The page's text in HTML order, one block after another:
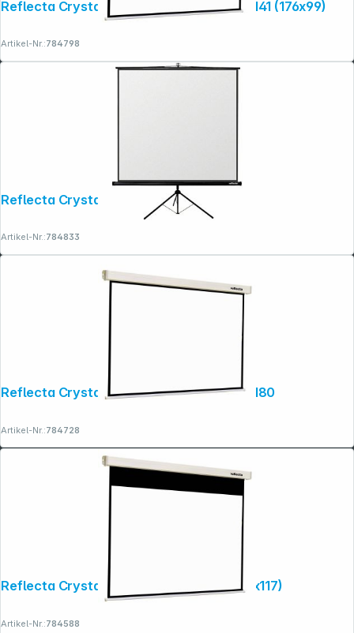
Reflecta Crystal-Line Motor RC lux 180x141 (176x99)
Artikel-Nr.:784798
Reflecta Crystal-Line Stativ lux 160x160
Artikel-Nr.:784833
Reflecta Crystal-Line Motor RC lux 180x180
Artikel-Nr.:784728
Reflecta Crystal-Line Rollo 160x129 (156x117)
Artikel-Nr.:784588